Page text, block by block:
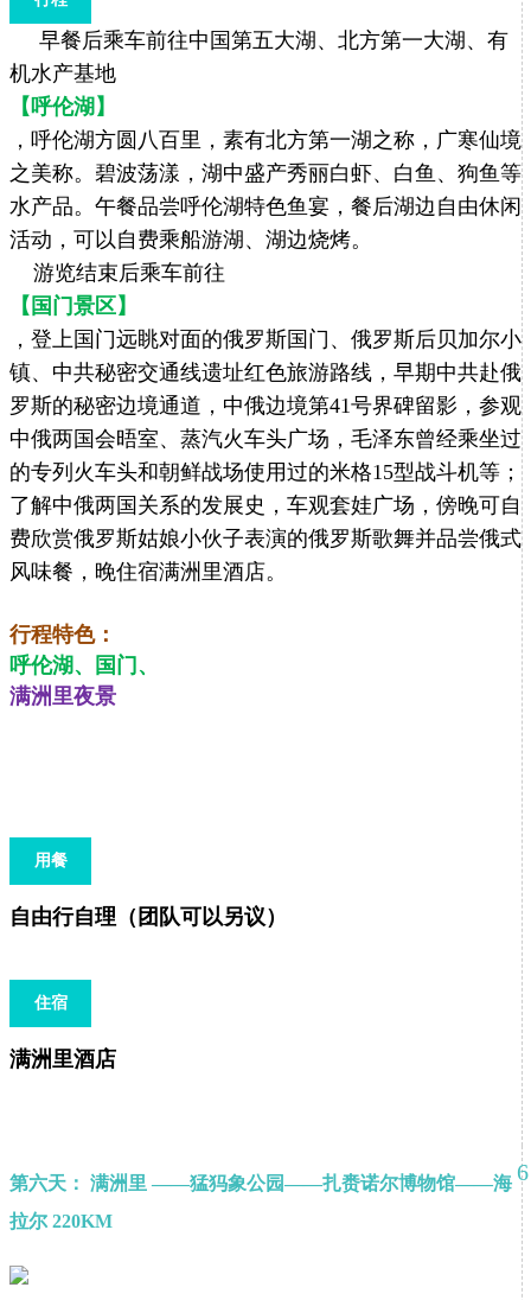
早餐后乘车前往中国第五大湖、北方第一大湖、有
机水产基地
【呼伦湖】
，呼伦湖方圆八百里，素有北方第一湖之称，广寒仙境
之美称。碧波荡漾，湖中盛产秀丽白虾、白鱼、狗鱼等
水产品。午餐品尝呼伦湖特色鱼宴，餐后湖边自由休闲
活动，可以自费乘船游湖、湖边烧烤。
游览结束后乘车前往
【国门景区】
，登上国门远眺对面的俄罗斯国门、俄罗斯后贝加尔小
镇、中共秘密交通线遗址红色旅游路线，早期中共赴俄
罗斯的秘密边境通道，中俄边境第41号界碑留影，参观
中俄两国会晤室、蒸汽火车头广场，毛泽东曾经乘坐过
的专列火车头和朝鲜战场使用过的米格15型战斗机等；
了解中俄两国关系的发展史，车观套娃广场，傍晚可自
费欣赏俄罗斯姑娘小伙子表演的俄罗斯歌舞并品尝俄式
风味餐，晚住宿满洲里酒店。
行程特色：
呼伦湖、国门、
满洲里夜景
用餐
自由行自理（团队可以另议）
住宿
满洲里酒店
6
第六天： 满洲里 ——猛犸象公园——扎赉诺尔博物馆——海
拉尔 220KM